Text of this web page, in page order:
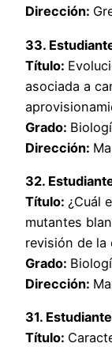
Dirección:
33.
Título:
asociada a
Grado:
Dirección:
32.
Título: ¿Cuál
mutantes
revisión de la
Grado:
Dirección:
31.
Título: